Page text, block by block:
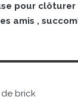
pour
amis ,
brick